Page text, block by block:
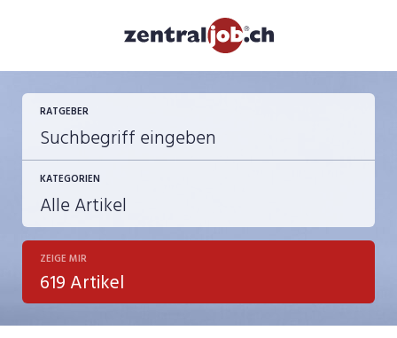
RATGEBER
KATEGORIEN
Berufsbilder
Bewerbung
ZEIGE MIR
619 Artikel